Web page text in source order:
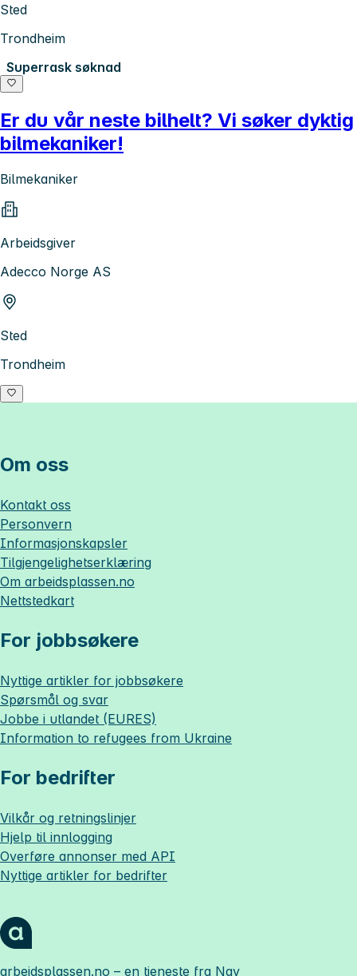
Sted
Trondheim
Superrask søknad
Er du vår neste bilhelt? Vi søker dyktig
bilmekaniker!
Bilmekaniker
Arbeidsgiver
Adecco Norge AS
Sted
Trondheim
Om oss
Kontakt oss
Personvern
Informasjonskapsler
Tilgjengelighetserklæring
Om arbeidsplassen.no
Nettstedkart
For jobbsøkere
Nyttige artikler for jobbsøkere
Spørsmål og svar
Jobbe i utlandet (EURES)
Information to refugees from Ukraine
For bedrifter
Vilkår og retningslinjer
Hjelp til innlogging
Overføre annonser med API
Nyttige artikler for bedrifter
arbeidsplassen.no – en tjeneste fra Nav